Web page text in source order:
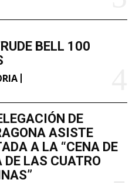
BELL 100
DE
ASISTE
A LA “CENA DE
DE LAS CUATRO